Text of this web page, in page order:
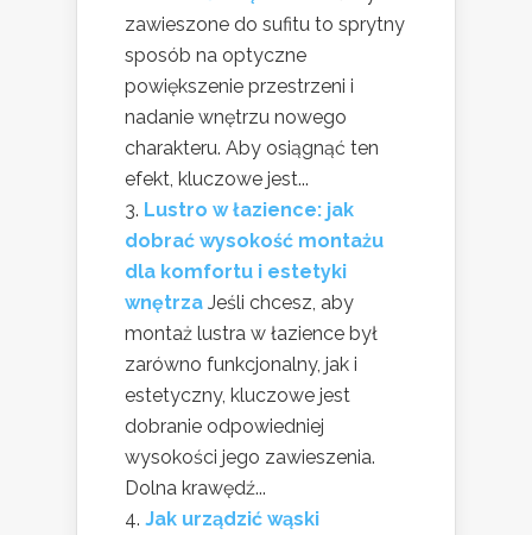
zawieszone do sufitu to sprytny
sposób na optyczne
powiększenie przestrzeni i
nadanie wnętrzu nowego
charakteru. Aby osiągnąć ten
efekt, kluczowe jest...
Lustro w łazience: jak
dobrać wysokość montażu
dla komfortu i estetyki
wnętrza Jeśli chcesz, aby
montaż lustra w łazience był
zarówno funkcjonalny, jak i
estetyczny, kluczowe jest
dobranie odpowiedniej
wysokości jego zawieszenia.
Dolna krawędź...
Jak urządzić wąski